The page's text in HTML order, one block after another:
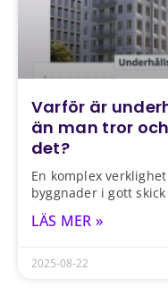
Varför är
än man tror
det?
En komplex
byggnader i gott
LÄS MER »
2025-08-22